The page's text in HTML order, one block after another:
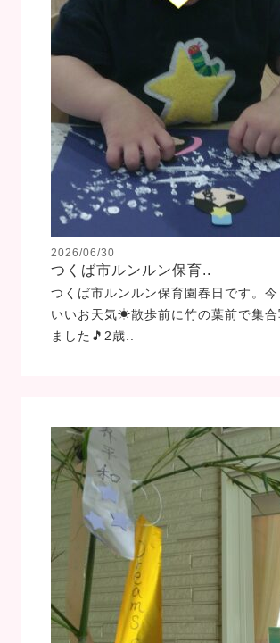
2026/06/30
つくば市ルンルン保育..
つくば市ルンルン保育園春日です。今
いいお天気☀散歩前に竹の葉前で集合
ました🎵2歳..